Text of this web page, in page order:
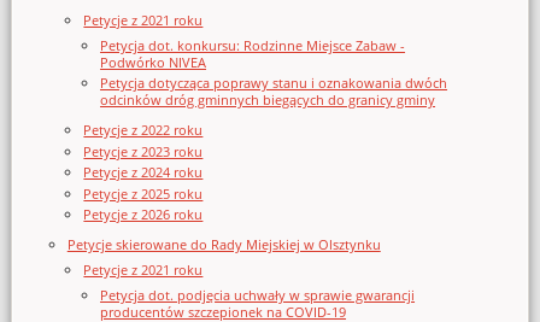
Petycje z 2021 roku
Petycja dot. konkursu: Rodzinne Miejsce Zabaw -
Podwórko NIVEA
Petycja dotycząca poprawy stanu i oznakowania dwóch
odcinków dróg gminnych biegących do granicy gminy
Petycje z 2022 roku
Petycje z 2023 roku
Petycje z 2024 roku
Petycje z 2025 roku
Petycje z 2026 roku
Petycje skierowane do Rady Miejskiej w Olsztynku
Petycje z 2021 roku
Petycja dot. podjęcia uchwały w sprawie gwarancji
producentów szczepionek na COVID-19